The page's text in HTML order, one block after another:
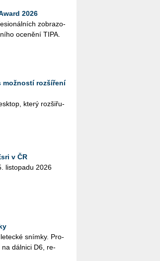
2026
zob­ra­zo­
oce­ně­ní TIPA.
možností rozšíření
který roz­ši­řu­
v ČR
lis­to­pa­du 2026
sním­ky. Pro­
na dál­ni­ci D6, re­